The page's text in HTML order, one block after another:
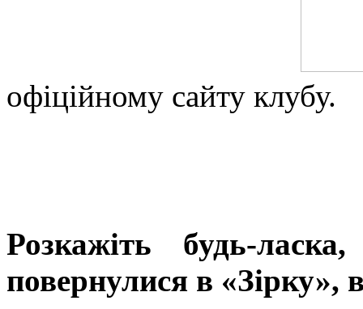
офіційному сайту клубу.
Розкажіть будь-
повернулися в «Зірку»,